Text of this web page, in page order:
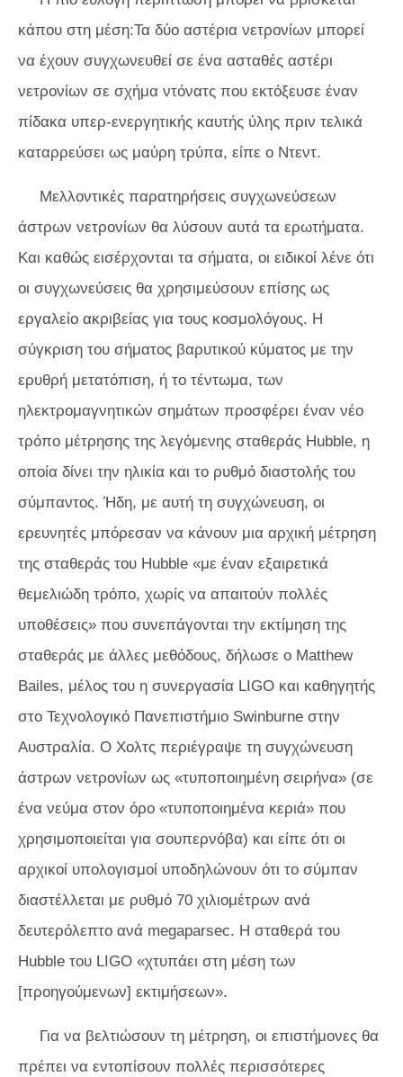
κάπου στη μέση:Τα δύο αστέρια νετρονίων μπορεί
να έχουν συγχωνευθεί σε ένα ασταθές αστέρι
νετρονίων σε σχήμα ντόνατς που εκτόξευσε έναν
πίδακα υπερ-ενεργητικής καυτής ύλης πριν τελικά
καταρρεύσει ως μαύρη τρύπα, είπε ο Ντεντ.
Μελλοντικές παρατηρήσεις συγχωνεύσεων
άστρων νετρονίων θα λύσουν αυτά τα ερωτήματα.
Και καθώς εισέρχονται τα σήματα, οι ειδικοί λένε ότι
οι συγχωνεύσεις θα χρησιμεύσουν επίσης ως
εργαλείο ακριβείας για τους κοσμολόγους. Η
σύγκριση του σήματος βαρυτικού κύματος με την
ερυθρή μετατόπιση, ή το τέντωμα, των
ηλεκτρομαγνητικών σημάτων προσφέρει έναν νέο
τρόπο μέτρησης της λεγόμενης σταθεράς Hubble, η
οποία δίνει την ηλικία και το ρυθμό διαστολής του
σύμπαντος. Ήδη, με αυτή τη συγχώνευση, οι
ερευνητές μπόρεσαν να κάνουν μια αρχική μέτρηση
της σταθεράς του Hubble «με έναν εξαιρετικά
θεμελιώδη τρόπο, χωρίς να απαιτούν πολλές
υποθέσεις» που συνεπάγονται την εκτίμηση της
σταθεράς με άλλες μεθόδους, δήλωσε ο Matthew
Bailes, μέλος του η συνεργασία LIGO και καθηγητής
στο Τεχνολογικό Πανεπιστήμιο Swinburne στην
Αυστραλία. Ο Χολτς περιέγραψε τη συγχώνευση
άστρων νετρονίων ως «τυποποιημένη σειρήνα» (σε
ένα νεύμα στον όρο «τυποποιημένα κεριά» που
χρησιμοποιείται για σουπερνόβα) και είπε ότι οι
αρχικοί υπολογισμοί υποδηλώνουν ότι το σύμπαν
διαστέλλεται με ρυθμό 70 χιλιομέτρων ανά
δευτερόλεπτο ανά megaparsec. Η σταθερά του
Hubble του LIGO «χτυπάει στη μέση των
[προηγούμενων] εκτιμήσεων».
Για να βελτιώσουν τη μέτρηση, οι επιστήμονες θα
πρέπει να εντοπίσουν πολλές περισσότερες